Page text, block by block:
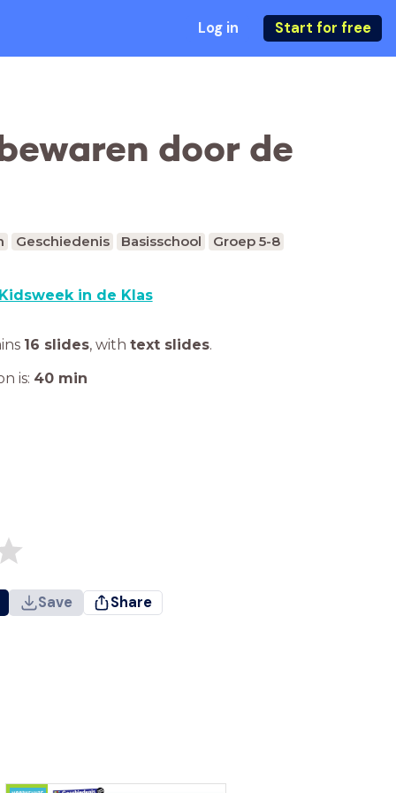
Log in Start for free
door de
Geschiedenis Basisschool Groep 5-8
Kidsweek in de Klas
16 slides, with text slides.
is: 40 min
Save Share